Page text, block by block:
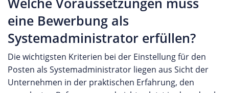
eine Bewerbung als
Systemadministrator erfüllen?
Die wichtigsten Kriterien bei der Einstellung für den
Posten als Systemadministrator liegen aus Sicht der
Unternehmen in der praktischen Erfahrung, den